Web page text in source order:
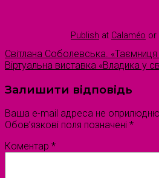
Publish at Calaméo or
Світлана Соболевська. «Таємниця
Віртуальна виставка «Владика у
Залишити відповідь
Ваша e-mail адреса не
Обов’язкові поля позначені *
Коментар *